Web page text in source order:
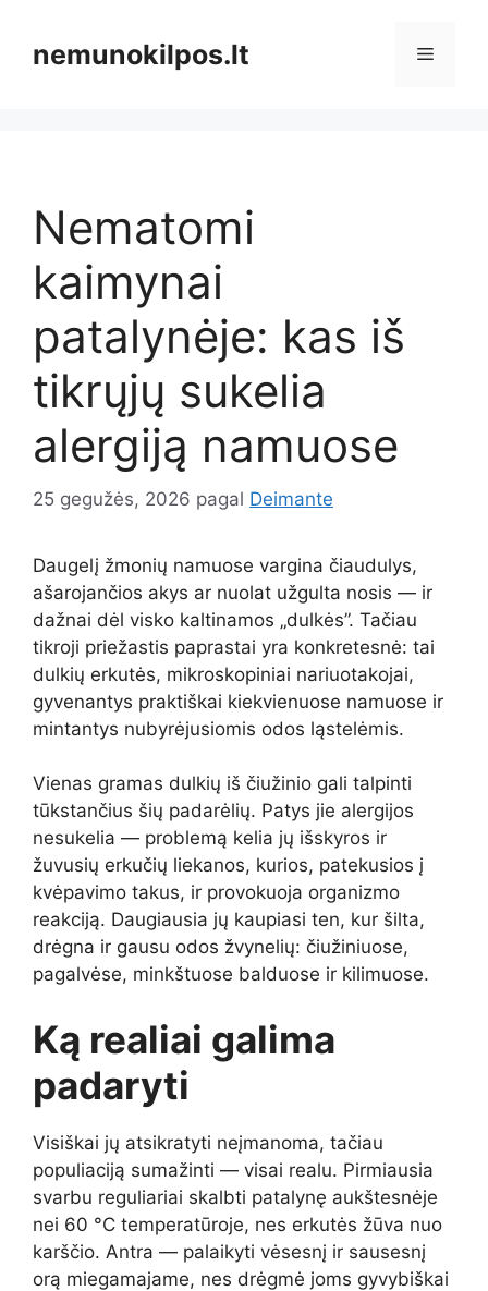
turinionemunokilpos.lt Meniu
Nematomi
kaimynai
patalynėje: kas iš
tikrųjų sukelia
alergiją namuose
25 gegužės, 2026 pagal Deimante
Daugelį žmonių namuose vargina čiaudulys,
ašarojančios akys ar nuolat užgulta nosis — ir
dažnai dėl visko kaltinamos „dulkės”. Tačiau
tikroji priežastis paprastai yra konkretesnė: tai
dulkių erkutės, mikroskopiniai nariuotakojai,
gyvenantys praktiškai kiekvienuose namuose ir
mintantys nubyrėjusiomis odos ląstelėmis.
Vienas gramas dulkių iš čiužinio gali talpinti
tūkstančius šių padarėlių. Patys jie alergijos
nesukelia — problemą kelia jų išskyros ir
žuvusių erkučių liekanos, kurios, patekusios į
kvėpavimo takus, ir provokuoja organizmo
reakciją. Daugiausia jų kaupiasi ten, kur šilta,
drėgna ir gausu odos žvynelių: čiužiniuose,
pagalvėse, minkštuose balduose ir kilimuose.
Ką realiai galima
padaryti
Visiškai jų atsikratyti neįmanoma, tačiau
populiaciją sumažinti — visai realu. Pirmiausia
svarbu reguliariai skalbti patalynę aukštesnėje
nei 60 °C temperatūroje, nes erkutės žūva nuo
karščio. Antra — palaikyti vėsesnį ir sausesnį
orą miegamajame, nes drėgmė joms gyvybiškai